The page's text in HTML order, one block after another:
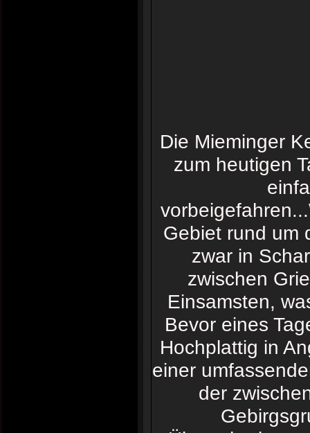
Die Mieminger
zum heutigen
Gebiet rund um
zwar in
zwischen
Einsamsten,
Bevor eines
Hochplattig in
einer
der